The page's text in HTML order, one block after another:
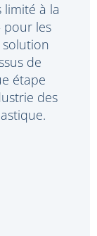
limité à la
pour les
solution
de
étape
des